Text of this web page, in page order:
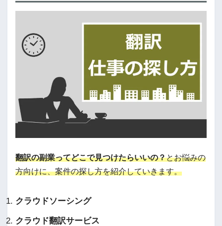
翻訳の副業ってどこで見つけたらいいの？とお悩みの
方向けに、案件の探し方を紹介していきます。
クラウドソーシング
クラウド翻訳サービス